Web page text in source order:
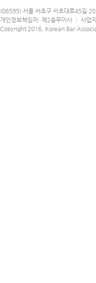
(06595) 서울 서초구 서초대로45길
개인정보책임자: 제2총무이사 │ 사
Copyright 2016, Korean Bar